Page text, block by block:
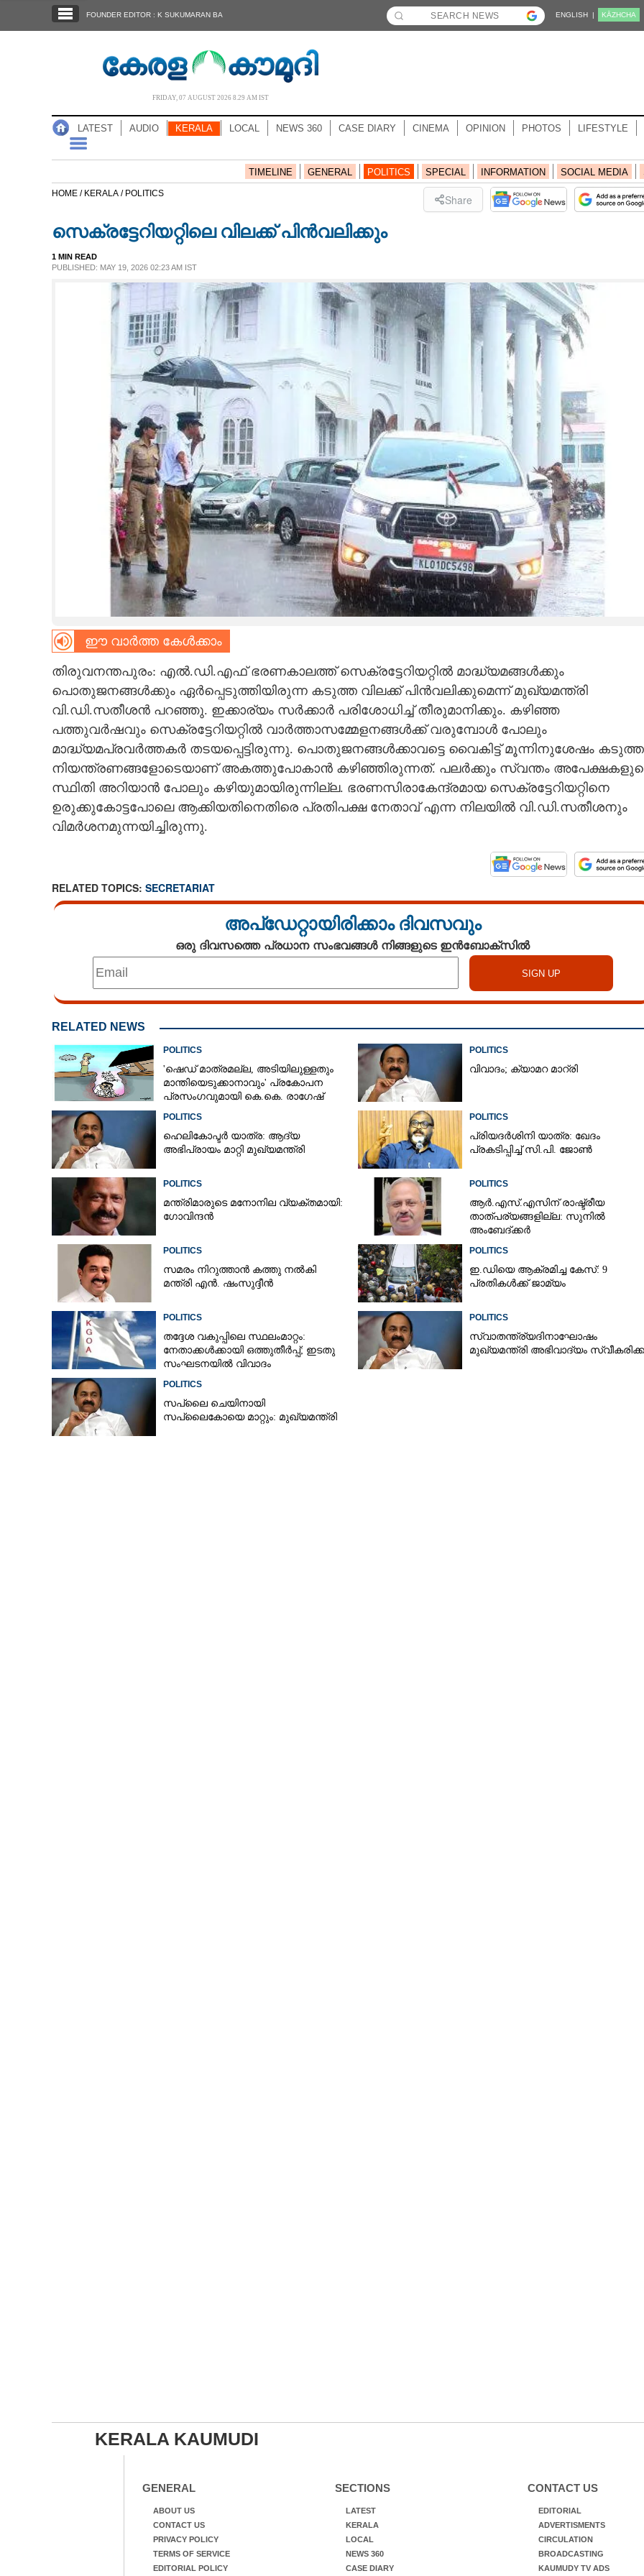
NOTIFIED NEWS
CARTOONS
LITERATURE
CONTACT US
FOUNDER EDITOR : K SUKUMARAN BA ENGLISH | KĀZHCHA
FRIDAY, 07 AUGUST 2026 8.29 AM IST
LATEST AUDIO KERALA LOCAL NEWS 360 CASE DIARY CINEMA OPINION PHOTOS LIFESTYLE
TIMELINE GENERAL POLITICS SPECIAL INFORMATION SOCIAL MEDIA
HOME / KERALA / POLITICS Share
സെക്രട്ടേറിയറ്റിലെ വിലക്ക് പിൻവലിക്കും
1 MIN READ
PUBLISHED: MAY 19, 2026 02:23 AM IST
ഈ വാർത്ത കേൾക്കാം
തിരുവനന്തപുരം: എൽ.ഡി.എഫ് ഭരണകാലത്ത് സെക്രട്ടേറിയറ്റിൽ മാദ്ധ്യമങ്ങൾക്കും
പൊതുജനങ്ങൾക്കും ഏർപ്പെടുത്തിയിരുന്ന കടുത്ത വിലക്ക് പിൻവലിക്കുമെന്ന് മുഖ്യമന്ത്രി
വി.ഡി.സതീശൻ പറഞ്ഞു. ഇക്കാര്യം സർക്കാർ പരിശോധിച്ച് തീരുമാനിക്കും. കഴിഞ്ഞ
പത്തുവർഷവും സെക്രട്ടേറിയറ്റിൽ വാർത്താസമ്മേളനങ്ങൾക്ക് വരുമ്പോൾ പോലും
മാദ്ധ്യമപ്രവർത്തകർ തടയപ്പെട്ടിരുന്നു. പൊതുജനങ്ങൾക്കാവട്ടെ വൈകിട്ട് മൂന്നിനുശേഷം കടുത്ത
നിയന്ത്രണങ്ങളോടെയാണ് അകത്തുപോകാൻ കഴിഞ്ഞിരുന്നത്. പലർക്കും സ്വന്തം
സ്ഥിതി അറിയാൻ പോലും കഴിയുമായിരുന്നില്ല. ഭരണസിരാകേന്ദ്രമായ സെക്രട്ടേറിയറ്റിനെ
ഉരുക്കുകോട്ടപോലെ ആക്കിയതിനെതിരെ പ്രതിപക്ഷ നേതാവ് എന്ന നിലയിൽ വി.ഡി.സതീശനും
വിമർശനമുന്നയിച്ചിരുന്നു.
RELATED TOPICS: SECRETARIAT
അപ്ഡേറ്റായിരിക്കാം ദിവസവും
ഒരു ദിവസത്തെ പ്രധാന സംഭവങ്ങൾ നിങ്ങളുടെ ഇൻബോക്സിൽ
RELATED NEWS
POLITICS
'ഷെഡ് മാത്രമല്ല, അടിയിലുള്ളതും
മാന്തിയെടുക്കാനാവും' പ്രകോപന
പ്രസംഗവുമായി കെ.കെ. രാഗേഷ്
POLITICS
വിവാദം; ക്യാമറ മാറ്രി
POLITICS
ഹെലികോപ്ടർ യാത്ര: ആദ്യ
അഭിപ്രായം മാറ്റി മുഖ്യമന്ത്രി
POLITICS
പ്രിയദർശിനി യാത്ര: ഖേദം
പ്രകടിപ്പിച്ച് സി.പി. ജോൺ
POLITICS
മന്ത്രിമാരുടെ മനോനില വ്യക്തമായി:
ഗോവിന്ദൻ
POLITICS
ആർ.എസ്.എസിന് രാഷ്ട്രീയ
താത്പര്യങ്ങളില്ല: സുനിൽ
അംബേദ്ക്കർ
POLITICS
സമരം നിറുത്താൻ കത്തു നൽകി
മന്ത്രി എൻ. ഷംസുദ്ദീൻ
POLITICS
ഇ.ഡിയെ ആക്രമിച്ച കേസ്: 9
പ്രതികൾക്ക് ജാമ്യം
POLITICS
തദ്ദേശ വകുപ്പിലെ സ്ഥലംമാറ്റം:
നേതാക്കൾക്കായി ഒത്തുതീർപ്പ്; ഇടതു
സംഘടനയിൽ വിവാദം
POLITICS
സ്വാതന്ത്ര്യദിനാഘോഷം
മുഖ്യമന്ത്രി അഭിവാദ്യം
POLITICS
സപ്ലൈ ചെയിനായി
സപ്ലൈകോയെ മാറ്റും: മുഖ്യമന്ത്രി
KERALA KAUMUDI
GENERAL
ABOUT US
CONTACT US
PRIVACY POLICY
TERMS OF SERVICE
EDITORIAL POLICY
SECTIONS
LATEST
KERALA
LOCAL
NEWS 360
CASE DIARY
CONTACT US
EDITORIAL
ADVERTISMENTS
CIRCULATION
BROADCASTING
KAUMUDY TV ADS